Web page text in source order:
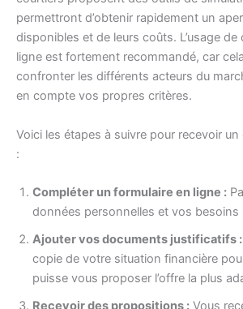
permettront d’obtenir rapidement un
disponibles et de leurs coûts. L’usage
ligne est fortement recommandé, car
confronter les différents acteurs du
en compte vos propres critères.
Voici les étapes à suivre pour recevoir
:
Compléter un formulaire en ligne :
données personnelles et vos besoins
Ajouter vos documents justificatifs :
copie de votre situation financière
puisse vous proposer l’offre la plus
Recevoir des propositions : Vous